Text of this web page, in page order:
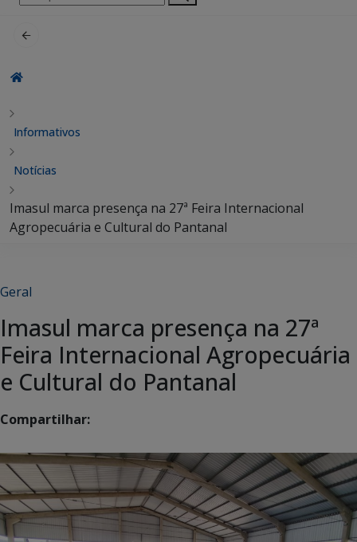
por:
Informativos
Notícias
Imasul marca presença na 27ª Feira Internacional
Agropecuária e Cultural do Pantanal
Geral
Imasul marca presença na 27ª
Feira Internacional Agropecuária
e Cultural do Pantanal
Compartilhar: